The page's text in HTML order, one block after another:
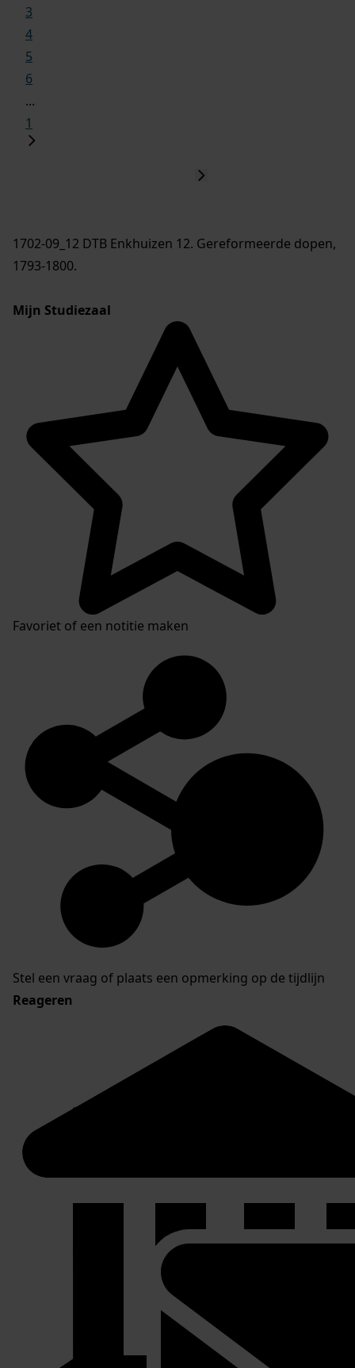
3
4
5
6
...
1
1702-09_12 DTB Enkhuizen 12. Gereformeerde dopen,
1793-1800.
Mijn Studiezaal
Favoriet of een notitie maken
Stel een vraag of plaats een opmerking op de tijdlijn
Reageren